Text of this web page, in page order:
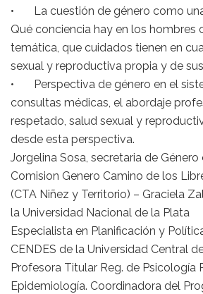
• La cuestión de género como
Qué conciencia hay en los hombres
temática, que cuidados tienen en
sexual y reproductiva propia y de
• Perspectiva de género en el
consultas médicas, el abordaje
respetado, salud sexual y
desde esta perspectiva.
Jorgelina Sosa, secretaria de Género
Comision Genero Camino de los
(CTA Niñez y Territorio) – Graciela
la Universidad Nacional de la
Especialista en Planificación y
CENDES de la Universidad Central
Profesora Titular Reg. de Psicología
Epidemiología. Coordinadora del